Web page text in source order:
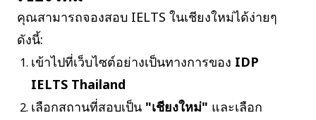
คุณสามารถจองสอบ IELTS ในเชียงใหม่ได้ง่ายๆ
ดังนี้:
เข้าไปที่เว็บไซต์อย่างเป็นทางการของ IDP
IELTS Thailand
เลือกสถานที่สอบเป็น "เชียงใหม่" และเลือก